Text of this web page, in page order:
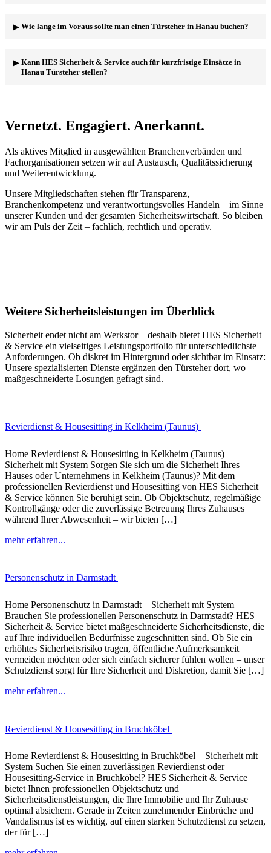
Umgebung eingesetzt werden, verfügen über die notwendigen
Schulungen sind für uns selbstverständlich.
Wie lange im Voraus sollte man einen Türsteher in Hanau buchen?
buchen, insbesondere wenn es sich um eine größere Veranstaltung
oder ein Event an einem beliebten Termin handelt. Kontaktieren Sie
Kann HES Sicherheit & Service auch für kurzfristige Einsätze in
Hanau Türsteher stellen?
Auslastung ab. Rufen Sie uns an und wir werden unser Bestes tun,
um Ihnen weiterzuhelfen! Wir prüfen umgehend die Verfügbarkeit.
Vernetzt. Engagiert. Anerkannt.
Als aktives Mitglied in ausgewählten Branchenverbänden und
Fachorganisationen setzen wir auf Austausch, Qualitätssicherung
und Weiterentwicklung.
Unsere Mitgliedschaften stehen für Transparenz,
Branchenkompetenz und verantwortungsvolles Handeln – im Sinne
unserer Kunden und der gesamten Sicherheitswirtschaft. So bleiben
wir am Puls der Zeit – fachlich, rechtlich und operativ.
Weitere Sicherheitsleistungen im Überblick
Sicherheit endet nicht am Werkstor – deshalb bietet HES Sicherheit
& Service ein vielseitiges Leistungsportfolio für unterschiedlichste
Anforderungen. Ob diskret im Hintergrund oder sichtbar im Einsatz:
Unsere spezialisierten Dienste ergänzen den Türsteher dort, wo
maßgeschneiderte Lösungen gefragt sind.
Revierdienst & Housesitting in Kelkheim (Taunus)
Home Revierdienst & Housesitting in Kelkheim (Taunus) –
Sicherheit mit System Sorgen Sie sich um die Sicherheit Ihres
Hauses oder Unternehmens in Kelkheim (Taunus)? Mit dem
professionellen Revierdienst und Housesitting von HES Sicherheit
& Service können Sie beruhigt sein. Ob Objektschutz, regelmäßige
Kontrollgänge oder die zuverlässige Betreuung Ihres Zuhauses
während Ihrer Abwesenheit – wir bieten […]
mehr erfahren...
Personenschutz in Darmstadt
Home Personenschutz in Darmstadt – Sicherheit mit System
Brauchen Sie professionellen Personenschutz in Darmstadt? HES
Sicherheit & Service bietet maßgeschneiderte Sicherheitsdienste, die
auf Ihre individuellen Bedürfnisse zugeschnitten sind. Ob Sie ein
erhöhtes Sicherheitsrisiko tragen, öffentliche Aufmerksamkeit
vermeiden möchten oder sich einfach sicherer fühlen wollen – unser
Schutzdienst sorgt für Ihre Sicherheit und Diskretion, damit Sie […]
mehr erfahren...
Revierdienst & Housesitting in Bruchköbel
Home Revierdienst & Housesitting in Bruchköbel – Sicherheit mit
System Suchen Sie einen zuverlässigen Revierdienst oder
Housesitting-Service in Bruchköbel? HES Sicherheit & Service
bietet Ihnen professionellen Objektschutz und
Sicherheitsdienstleistungen, die Ihre Immobilie und Ihr Zuhause
optimal absichern. Gerade in Zeiten zunehmender Einbrüche und
Vandalismus ist es wichtig, auf einen starken Schutzdienst zu setzen,
der für […]